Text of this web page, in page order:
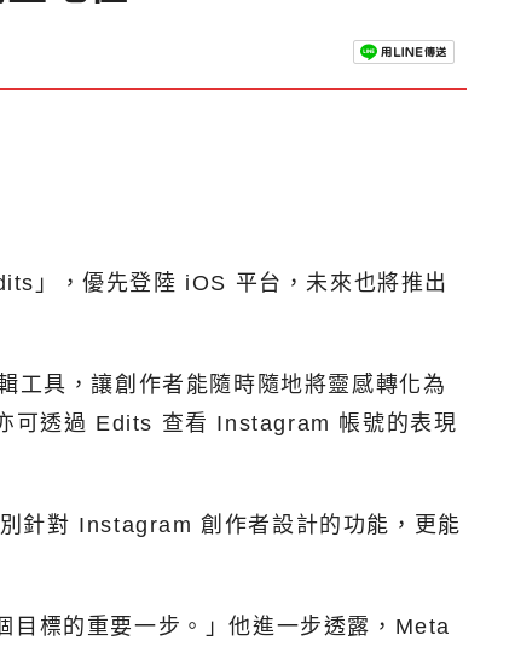
」，優先登陸 iOS 平台，未來也將推出
工具，讓創作者能隨時隨地將靈感轉化為
可透過 Edits 查看 Instagram 帳號的表現
針對 Instagram 創作者設計的功能，更能
標的重要一步。」他進一步透露，Meta